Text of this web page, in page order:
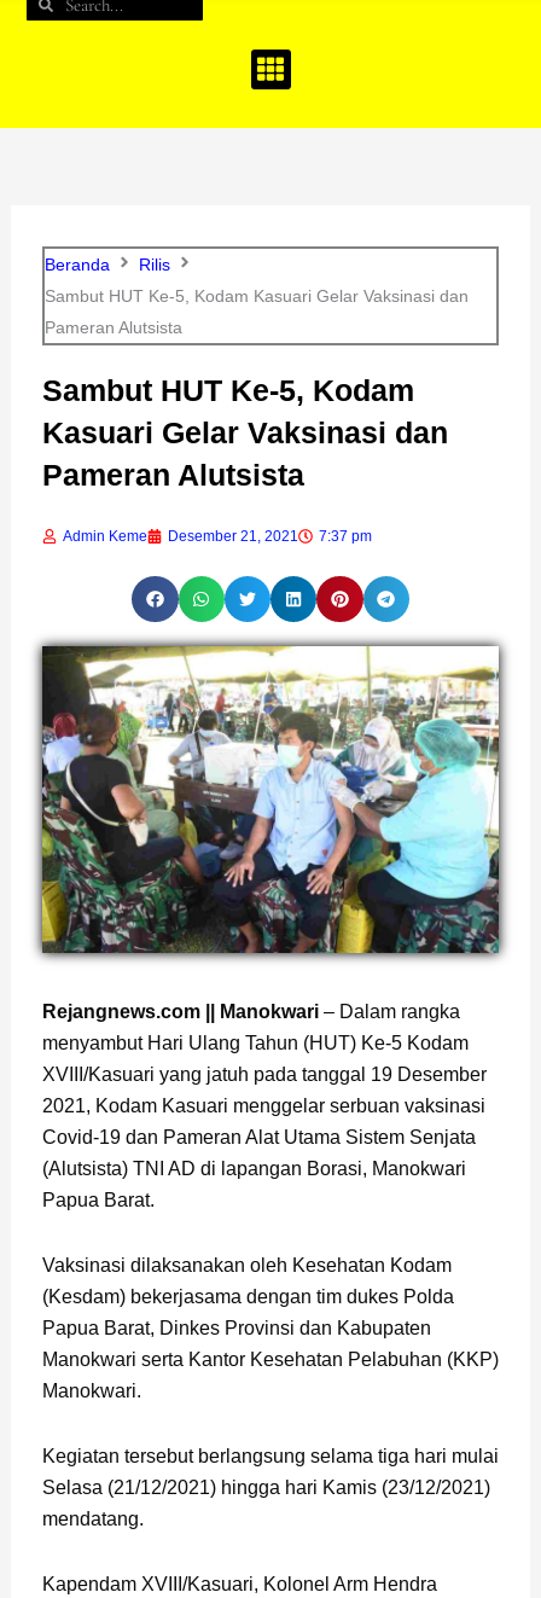
Beranda
Rilis
Sambut HUT Ke-5, Kodam Kasuari Gelar Vaksinasi dan
Pameran Alutsista
Sambut HUT Ke-5, Kodam
Kasuari Gelar Vaksinasi dan
Pameran Alutsista
Admin Keme Desember 21, 2021 7:37 pm
Rejangnews.com || Manokwari– Dalam rangka
menyambut Hari Ulang Tahun (HUT) Ke-5 Kodam
XVIII/Kasuari yang jatuh pada tanggal 19 Desember
2021, Kodam Kasuari menggelar serbuan vaksinasi
Covid-19 dan Pameran Alat Utama Sistem Senjata
(Alutsista) TNI AD di lapangan Borasi, Manokwari
Papua Barat.
Vaksinasi dilaksanakan oleh Kesehatan Kodam
(Kesdam) bekerjasama dengan tim dukes Polda
Papua Barat, Dinkes Provinsi dan Kabupaten
Manokwari serta Kantor Kesehatan Pelabuhan (KKP)
Manokwari.
Kegiatan tersebut berlangsung selama tiga hari mulai
Selasa (21/12/2021) hingga hari Kamis (23/12/2021)
mendatang.
Kapendam XVIII/Kasuari, Kolonel Arm Hendra